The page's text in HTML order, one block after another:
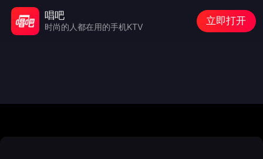
唱吧
时尚的人都在用的手机KTV
立即打开